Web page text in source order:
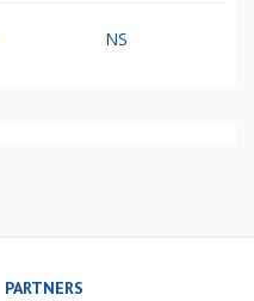
NS
PARTNERS